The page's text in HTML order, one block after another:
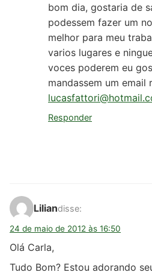
bom dia, gostaria de
podessem fazer um
melhor para meu
varios lugares e
voces poderem eu
mandassem um email
Responder
Liliandisse:
24 de maio de 2012 às 16:50
Olá Carla,
Tudo Bom? Estou adorando